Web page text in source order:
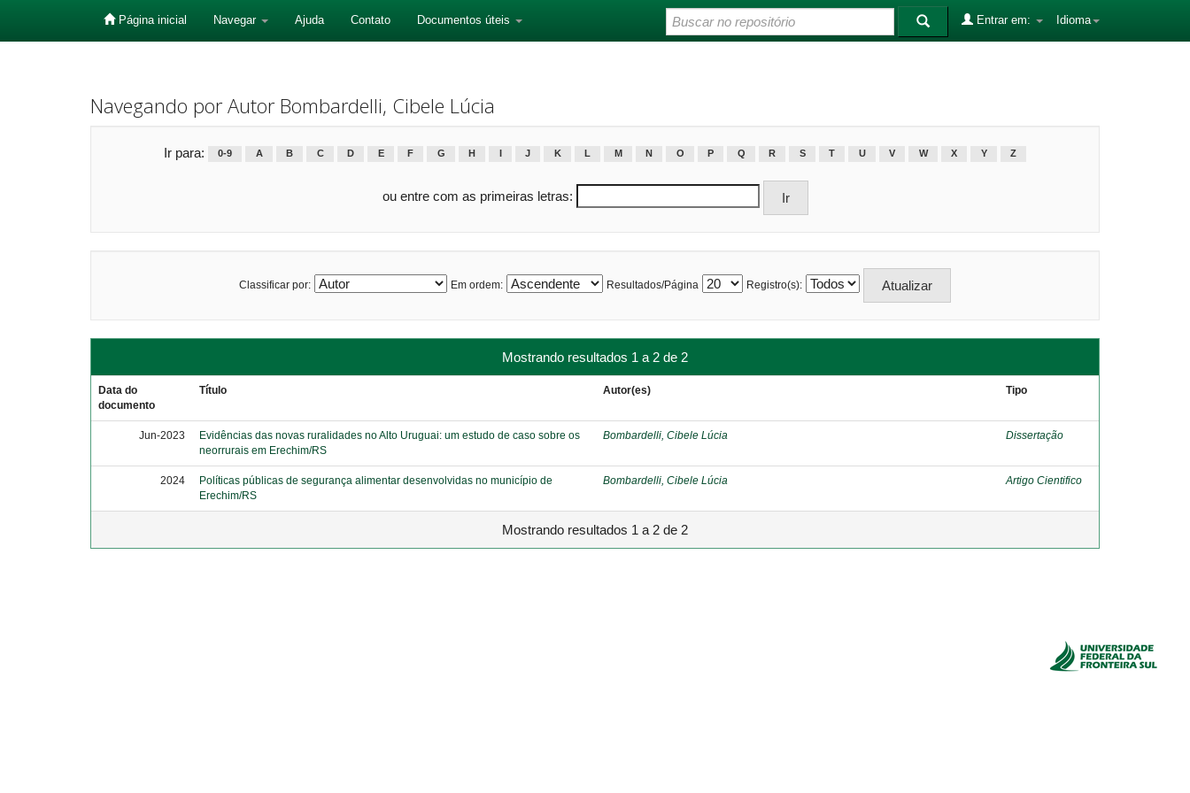
Página inicial Navegar Ajuda Contato Documentos úteis Idioma
Entrar em:
Navegando por Autor Bombardelli, Cibele Lúcia
Ir para: 0-9 A B C D E F G H J K L M N O P Q R S T U V W X Y Z
ou entre com as primeiras letras:
Classificar por: Em ordem: Resultados/Página Registro(s):
Mostrando resultados 1 a 2 de 2
Data do
documento
Título Autor(es) Tipo
Jun-2023
Evidências das novas ruralidades no Alto Uruguai: um estudo de caso sobre os
neorrurais em Erechim/RS
Bombardelli, Cibele Lúcia Dissertação
2024
Políticas públicas de segurança alimentar desenvolvidas no município de
Erechim/RS
Bombardelli, Cibele Lúcia Artigo Cientifico
Mostrando resultados 1 a 2 de 2